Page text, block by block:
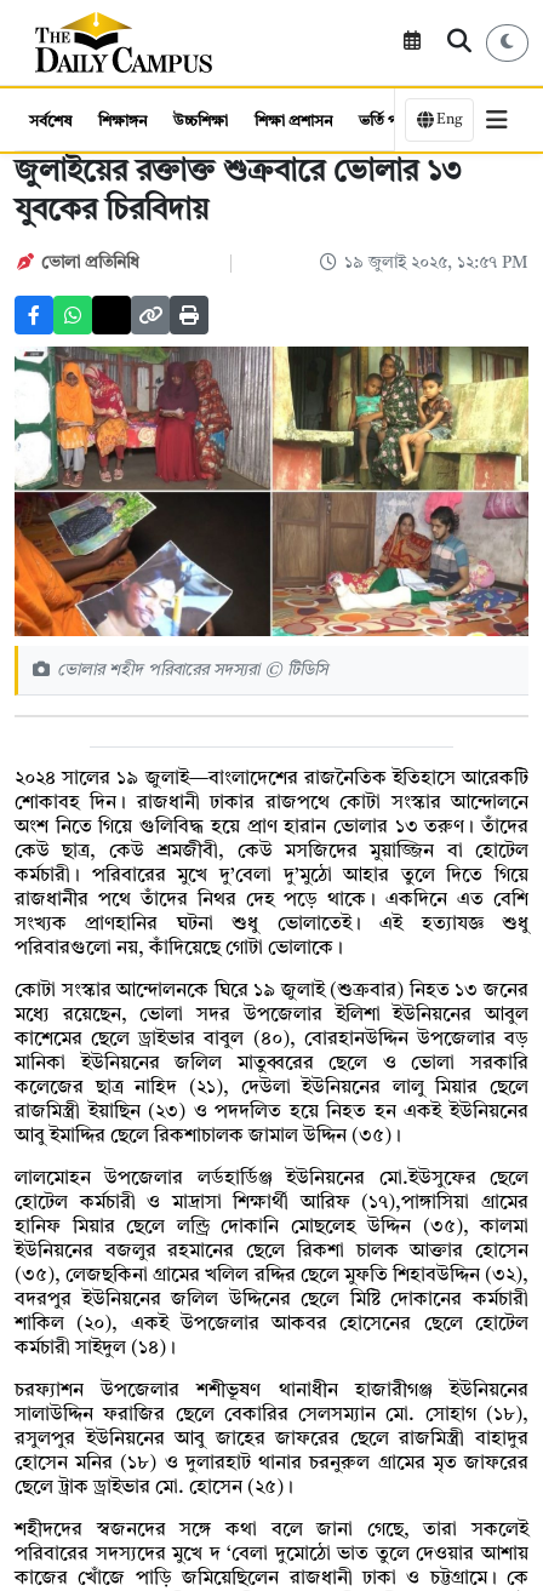
সর্বশেষ শিক্ষাঙ্গন উচ্চশিক্ষা শিক্ষা প্রশাসন ভর্তি পরীক্ষা কর্মসংস্থান
Eng
জুলাইয়ের রক্তাক্ত শুক্রবারে ভোলার ১৩
যুবকের চিরবিদায়
ভোলা প্রতিনিধি ১৯ জুলাই ২০২৫, ১২:৫৭ PM
ভোলার শহীদ পরিবারের সদস্যরা © টিডিসি
২০২৪ সালের ১৯ জুলাই—বাংলাদেশের রাজনৈতিক ইতিহাসে আরেকটি
শোকাবহ দিন। রাজধানী ঢাকার রাজপথে কোটা সংস্কার আন্দোলনে
অংশ নিতে গিয়ে গুলিবিদ্ধ হয়ে প্রাণ হারান ভোলার ১৩ তরুণ। তাঁদের
কেউ ছাত্র, কেউ শ্রমজীবী, কেউ মসজিদের মুয়াজ্জিন বা হোটেল
কর্মচারী। পরিবারের মুখে দু’বেলা দু’মুঠো আহার তুলে দিতে গিয়ে
রাজধানীর পথে তাঁদের নিথর দেহ পড়ে থাকে। একদিনে এত বেশি
সংখ্যক প্রাণহানির ঘটনা শুধু ভোলাতেই। এই হত্যাযজ্ঞ শুধু
পরিবারগুলো নয়, কাঁদিয়েছে গোটা ভোলাকে।
কোটা সংস্কার আন্দোলনকে ঘিরে ১৯ জুলাই (শুক্রবার) নিহত ১৩ জনের
মধ্যে রয়েছেন, ভোলা সদর উপজেলার ইলিশা ইউনিয়নের আবুল
কাশেমের ছেলে ড্রাইভার বাবুল (৪০), বোরহানউদ্দিন উপজেলার বড়
মানিকা ইউনিয়নের জলিল মাতুব্বরের ছেলে ও ভোলা সরকারি
কলেজের ছাত্র নাহিদ (২১), দেউলা ইউনিয়নের লালু মিয়ার ছেলে
রাজমিস্ত্রী ইয়াছিন (২৩) ও পদদলিত হয়ে নিহত হন একই ইউনিয়নের
আবু ইমাদ্দির ছেলে রিকশাচালক জামাল উদ্দিন (৩৫)।
লালমোহন উপজেলার লর্ডহার্ডিঞ্জ ইউনিয়নের মো.ইউসুফের ছেলে
হোটেল কর্মচারী ও মাদ্রাসা শিক্ষার্থী আরিফ (১৭),পাঙ্গাসিয়া গ্রামের
হানিফ মিয়ার ছেলে লন্ড্রি দোকানি মোছলেহ উদ্দিন (৩৫), কালমা
ইউনিয়নের বজলুর রহমানের ছেলে রিকশা চালক আক্তার হোসেন
(৩৫), লেজছকিনা গ্রামের খলিল রদ্দির ছেলে মুফতি শিহাবউদ্দিন (৩২),
বদরপুর ইউনিয়নের জলিল উদ্দিনের ছেলে মিষ্টি দোকানের কর্মচারী
শাকিল (২০), একই উপজেলার আকবর হোসেনের ছেলে হোটেল
কর্মচারী সাইদুল (১৪)।
চরফ্যাশন উপজেলার শশীভূষণ থানাধীন হাজারীগঞ্জ ইউনিয়নের
সালাউদ্দিন ফরাজির ছেলে বেকারির সেলসম্যান মো. সোহাগ (১৮),
রসুলপুর ইউনিয়নের আবু জাহের জাফরের ছেলে রাজমিস্ত্রী বাহাদুর
হোসেন মনির (১৮) ও দুলারহাট থানার চরনুরুল গ্রামের মৃত জাফরের
ছেলে ট্রাক ড্রাইভার মো. হোসেন (২৫)।
শহীদদের স্বজনদের সঙ্গে কথা বলে জানা গেছে, তারা সকলেই
পরিবারের সদস্যদের মুখে দ ‘বেলা দুমোঠো ভাত তুলে দেওয়ার আশায়
কাজের খোঁজে পাড়ি জমিয়েছিলেন রাজধানী ঢাকা ও চট্টগ্রামে। কে